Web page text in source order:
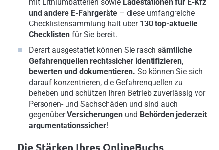
mit Lithiumbatterien sowie Ladestationen für E-Kfz
und andere E-Fahrgeräte – diese umfangreiche
Checklistensammlung hält über130 top-aktuelle
Checklisten für Sie bereit.
Derart ausgestattet können Sie rasch sämtliche
Gefahrenquellen rechtssicher identifizieren,
bewerten und dokumentieren. So können Sie sich
darauf konzentrieren, die Gefahrenquellen zu
beheben und schützen Ihren Betrieb zuverlässig vor
Personen- und Sachschäden und sind auch
gegenüberVersicherungen und Behörden jederzeit
argumentationssicher!
Die Stärken Ihres OnlineBuchs